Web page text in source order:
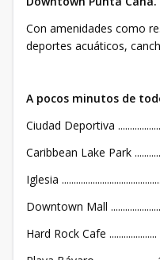
Con amenidades como
deportes acuáticos,
A pocos minutos de
Ciudad Deportiva
Caribbean Lake Park
Iglesia
Downtown Mall
Hard Rock Cafe